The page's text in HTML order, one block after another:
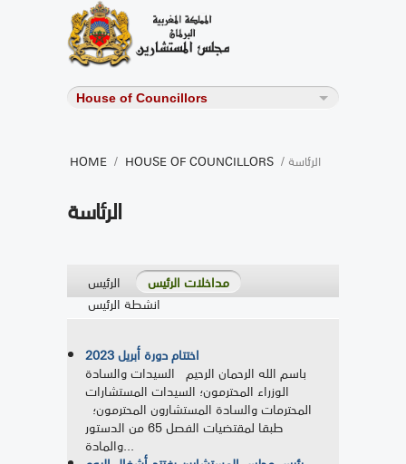
HOME / HOUSE OF COUNCILLORS / الرئاسة
الرئاسة
الرئيس
مداخلات الرئيس
انشطة الرئيس
اختتام دورة أبريل 2023
باسم الله الرحمان الرحيم السيدات والسادة
الوزراء المحترمون؛ السيدات المستشارات
المحترمات والسادة المستشارون المحترمون؛
طبقا لمقتضيات الفصل 65 من الدستور
والمادة...